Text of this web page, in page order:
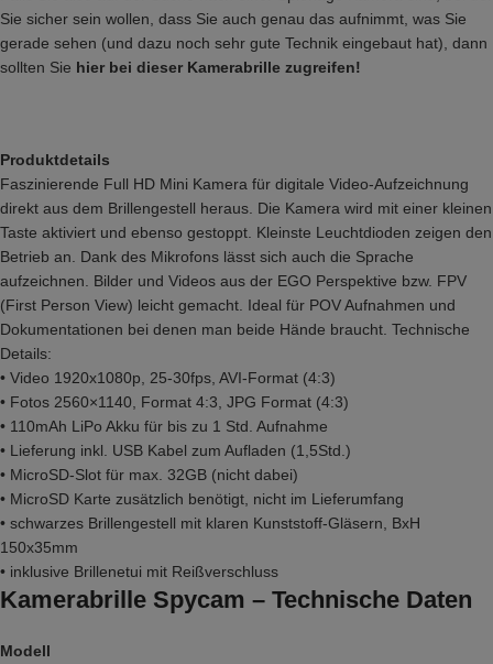
Sie sicher sein wollen, dass Sie auch genau das aufnimmt, was Sie
gerade sehen (und dazu noch sehr gute Technik eingebaut hat), dann
sollten Sie hier bei dieser Kamerabrille zugreifen!
Produktdetails
Faszinierende Full HD Mini Kamera für digitale Video-Aufzeichnung
direkt aus dem Brillengestell heraus. Die Kamera wird mit einer kleinen
Taste aktiviert und ebenso gestoppt. Kleinste Leuchtdioden zeigen den
Betrieb an. Dank des Mikrofons lässt sich auch die Sprache
aufzeichnen. Bilder und Videos aus der EGO Perspektive bzw. FPV
(First Person View) leicht gemacht. Ideal für POV Aufnahmen und
Dokumentationen bei denen man beide Hände braucht. Technische
Details:
• Video 1920x1080p, 25-30fps, AVI-Format (4:3)
• Fotos 2560×1140, Format 4:3, JPG Format (4:3)
• 110mAh LiPo Akku für bis zu 1 Std. Aufnahme
• Lieferung inkl. USB Kabel zum Aufladen (1,5Std.)
• MicroSD-Slot für max. 32GB (nicht dabei)
• MicroSD Karte zusätzlich benötigt, nicht im Lieferumfang
• schwarzes Brillengestell mit klaren Kunststoff-Gläsern, BxH
150x35mm
• inklusive Brillenetui mit Reißverschluss
Kamerabrille Spycam – Technische Daten
Modell